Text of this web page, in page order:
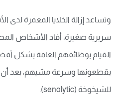
وتساعد إزالة الخلايا المعمرة
سريرية صغيرة، أفاد الأشخاص
القيام بوظائفهم العامة بشكل
يقطعونها وسرعة مشيهم، بعد أن
للشيخوخة (senolytic).